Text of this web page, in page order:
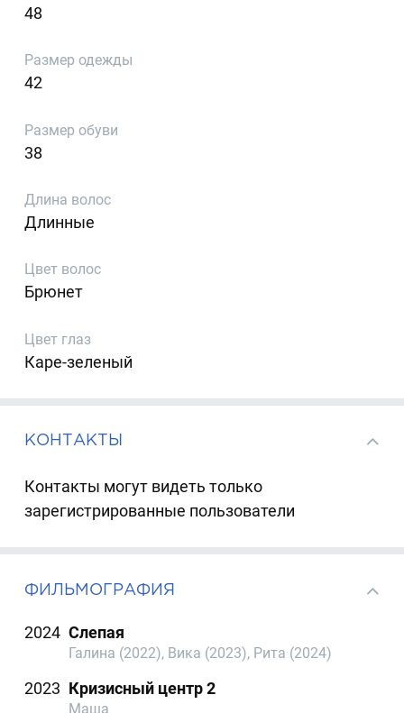
48
Размер одежды
42
Размер обуви
38
Длина волос
Длинные
Цвет волос
Брюнет
Цвет глаз
Каре-зеленый
КОНТАКТЫ
Контакты могут видеть только
зарегистрированные пользователи
ФИЛЬМОГРАФИЯ
2024 Слепая
Галина (2022), Вика (2023), Рита (2024)
2023 Кризисный центр 2
Маша